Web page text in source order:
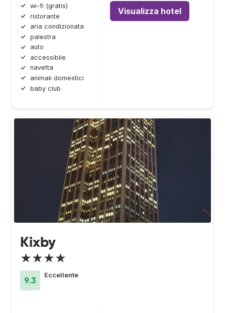
wi-fi (gratis)
ristorante
aria condizionata
palestra
auto
accessibile
navetta
animali domestici
baby club
Visualizza hotel
Kixby
★★★★
9.3
Eccellente